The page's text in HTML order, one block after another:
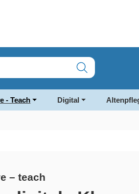
- Teach Digital
– teach